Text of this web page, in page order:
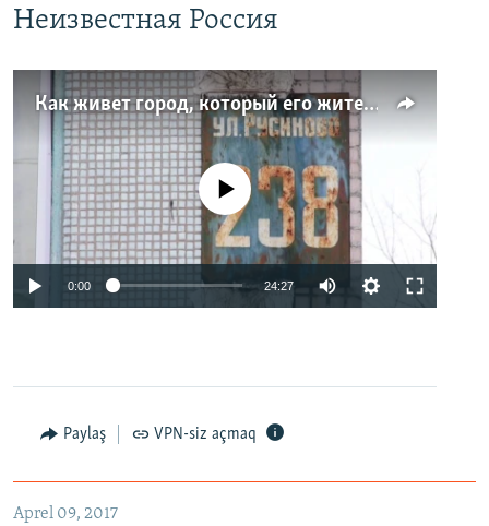
Неизвестная Россия
Как живет город, который его жители никогда не видели. Неизвестная Россия
No media source currently available
0:00 24:27
Paylaş VPN-siz açmaq
Aprel 09, 2017